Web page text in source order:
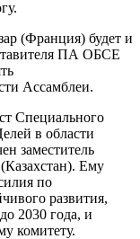
(Франция) будет и
ПА ОБСЕ
Ассамблеи.
Специального
в области
заместитель
Ему
по
развития,
2030 года, и
комитету.